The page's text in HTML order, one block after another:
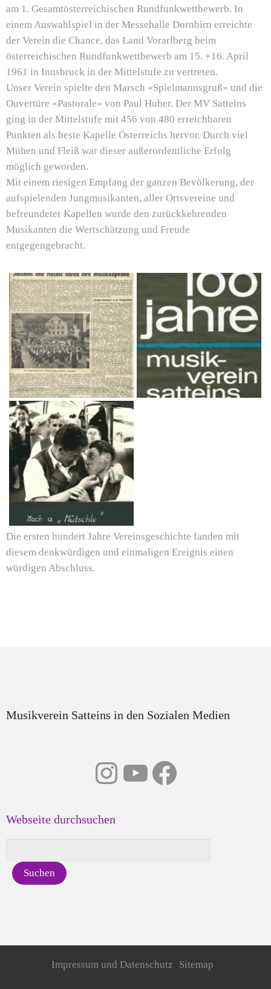
am 1. Gesamtösterreichischen Rundfunkwettbewerb. In
einem Auswahlspiel in der Messehalle Dornbirn erreichte
der Verein die Chance, das Land Vorarlberg beim
österreichischen Rundfunkwettbewerb am 15. +16. April
1961 in Innsbruck in der Mittelstufe zu vertreten.
Unser Verein spielte den Marsch «Spielmannsgruß» und die
Ouvertüre «Pastorale» von Paul Huber. Der MV Satteins
ging in der Mittelstufe mit 456 von 480 erreichbaren
Punkten als beste Kapelle Österreichs hervor. Durch viel
Mühen und Fleiß war dieser außerordentliche Erfolg
möglich geworden.
Mit einem riesigen Empfang der ganzen Bevölkerung, der
aufspielenden Jungmusikanten, aller Ortsvereine und
befreundeter Kapellen wurde den zurückkehrenden
Musikanten die Wertschätzung und Freude
entgegengebracht.
Die ersten hundert Jahre Vereinsgeschichte fanden mit
diesem denkwürdigen und einmaligen Ereignis einen
würdigen Abschluss.
Musikverein Satteins in den Sozialen Medien
Instagram
YouTube
Facebook
Webseite durchsuchen
Impressum und Datenschutz Sitemap